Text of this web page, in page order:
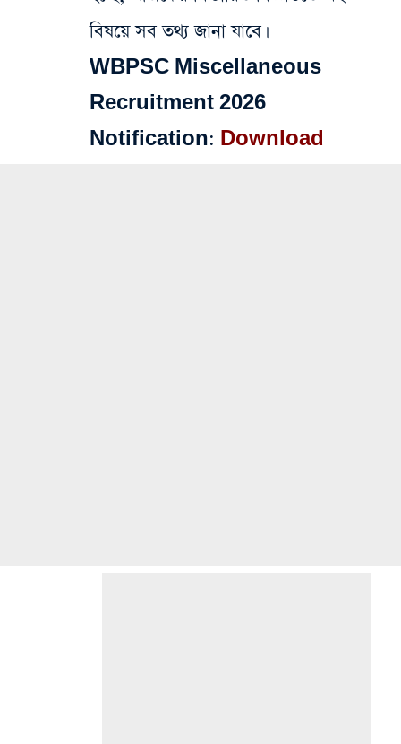
বিষয়ে সব তথ্য জানা যাবে।
WBPSC Miscellaneous
Recruitment 2026
Notification: Download